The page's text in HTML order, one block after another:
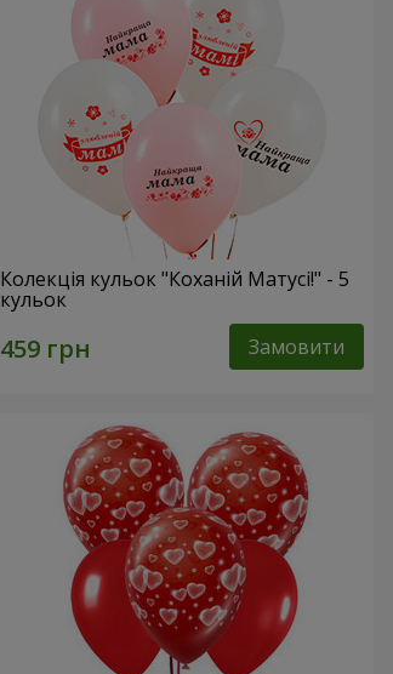
Колекція кульок "Коханій Матусі!" - 5
кульок
Замовити